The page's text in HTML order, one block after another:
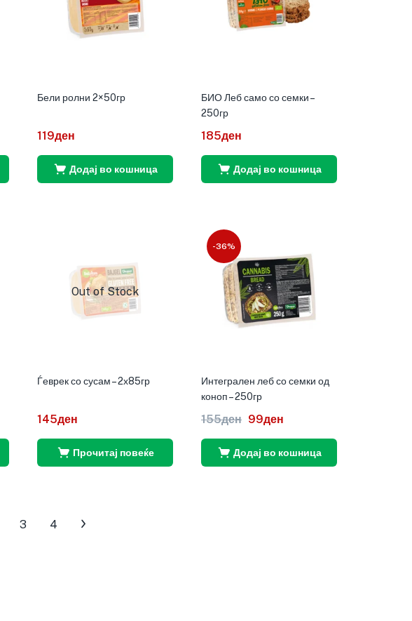
Бели ролни 2×50гр
119ден
Додај во кошница
БИО Леб само со семки –
250гр
185ден
Додај во кошница
Out of Stock
Ѓеврек со сусам – 2х85гр
145ден
Прочитај повеќе
-36%
Интегрален леб со семки од
коноп – 250гр
155ден 99ден
Додај во кошница
3 4